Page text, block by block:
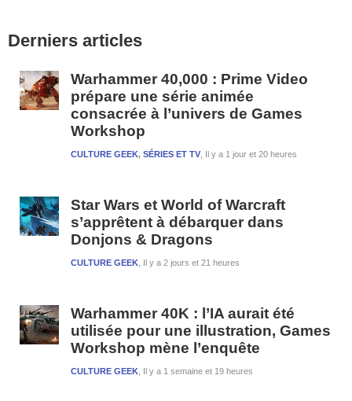
latérale
Derniers articles
Warhammer 40,000 : Prime Video
prépare une série animée
consacrée à l’univers de Games
Workshop
Il y a 1 jour et 20 heures
CULTURE GEEK, SÉRIES ET TV
Star Wars et World of Warcraft
s’apprêtent à débarquer dans
Donjons & Dragons
Il y a 2 jours et 21 heures
CULTURE GEEK
Warhammer 40K : l’IA aurait été
utilisée pour une illustration, Games
Workshop mène l’enquête
Il y a 1 semaine et 19 heures
CULTURE GEEK